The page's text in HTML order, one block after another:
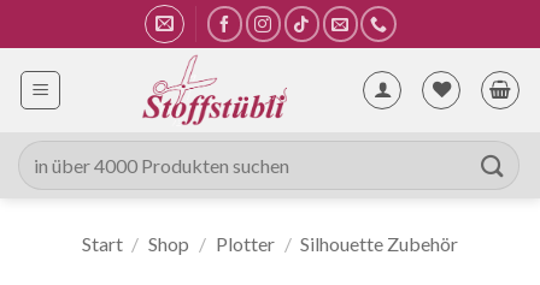
Inhalt
springen
Suche
nach:
Start / Shop / Plotter / Silhouette Zubehör